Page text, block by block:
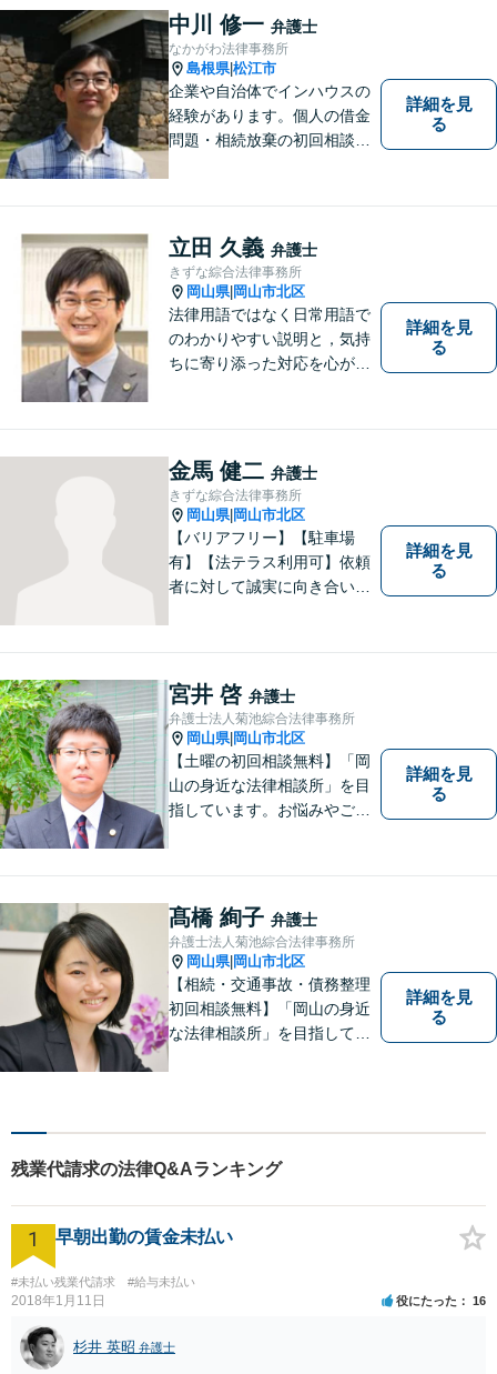
ひとりの心に寄り添ったサポ
ートを心がけております。ま
ずはお気軽にご相談くださ
い。
中川 修一 弁護士
なかがわ法律事務所
島根県|松江市
企業や自治体でインハウスの
経験があります。個人の借金
問題・相続放棄の初回相談
詳細を見
る
立田 久義 弁護士
きずな綜合法律事務所
岡山県| 岡山市北区
法律用語ではなく日常用語で
のわかりやすい説明と，気持
ちに寄り添った対応を心がけ
詳細を見
る
金馬 健二 弁護士
きずな綜合法律事務所
岡山県| 岡山市北区
【バリアフリー】【駐車場
有】【法テラス利用可】依頼
者に対して誠実に向き合い、
案件に取り掛かることができ
るように準備していますので
お気軽にご相談ください。
詳細を見
る
宮井 啓 弁護士
弁護士法人菊池綜合法律事務所
岡山県| 岡山市北区
【土曜の初回相談無料】「岡
山の身近な法律相談所」を目
指しています。お悩みやご不
きます。どんなささいなこと
でも構いません。お気軽にご
相談ください。【土曜日も受
付可能】【専用駐車場あり】
詳細を見
る
髙橋 絢子 弁護士
弁護士法人菊池綜合法律事務所
岡山県| 岡山市北区
【相続・交通事故・債務整理
初回相談無料】「岡山の身近
な法律相談所」を目指してい
んなささいなことでも構いま
い。【土曜日も受付可能】
【専用駐車場あり】
詳細を見
る
残業代請求の法律Q&Aランキング
1 早朝出勤の賃金未払い
#未払い残業代請求 #給与未払い
2018年1月11日 役にたった 16
杉井 英昭 弁護士